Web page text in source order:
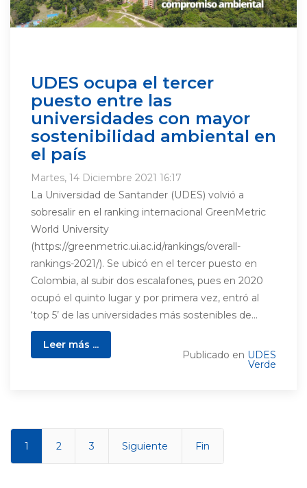
UDES ocupa el tercer
puesto entre las
universidades con mayor
sostenibilidad ambiental en
el país
Martes, 14 Diciembre 2021 16:17
La Universidad de Santander (UDES) volvió a
sobresalir en el ranking internacional GreenMetric
World University
(https://greenmetric.ui.ac.id/rankings/overall-
rankings-2021/). Se ubicó en el tercer puesto en
Colombia, al subir dos escalafones, pues en 2020
ocupó el quinto lugar y por primera vez, entró al
‘top 5’ de las universidades más sostenibles de...
Leer más ...
Publicado en UDES
Verde
1 2 3 Siguiente Fin